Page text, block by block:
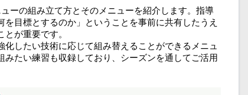
ーの組み立て方とそのメニューを紹介します。指導
目標とするのか」ということを事前に共有したうえ
が重要です。
したい技術に応じて組み替えることができるメニュ
たい練習も収録しており、シーズンを通してご活用